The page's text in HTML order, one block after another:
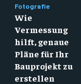
Fotografie
Wie
Vermessung
hilft, genaue
Pläne für Ihr
Bauprojekt zu
erstellen